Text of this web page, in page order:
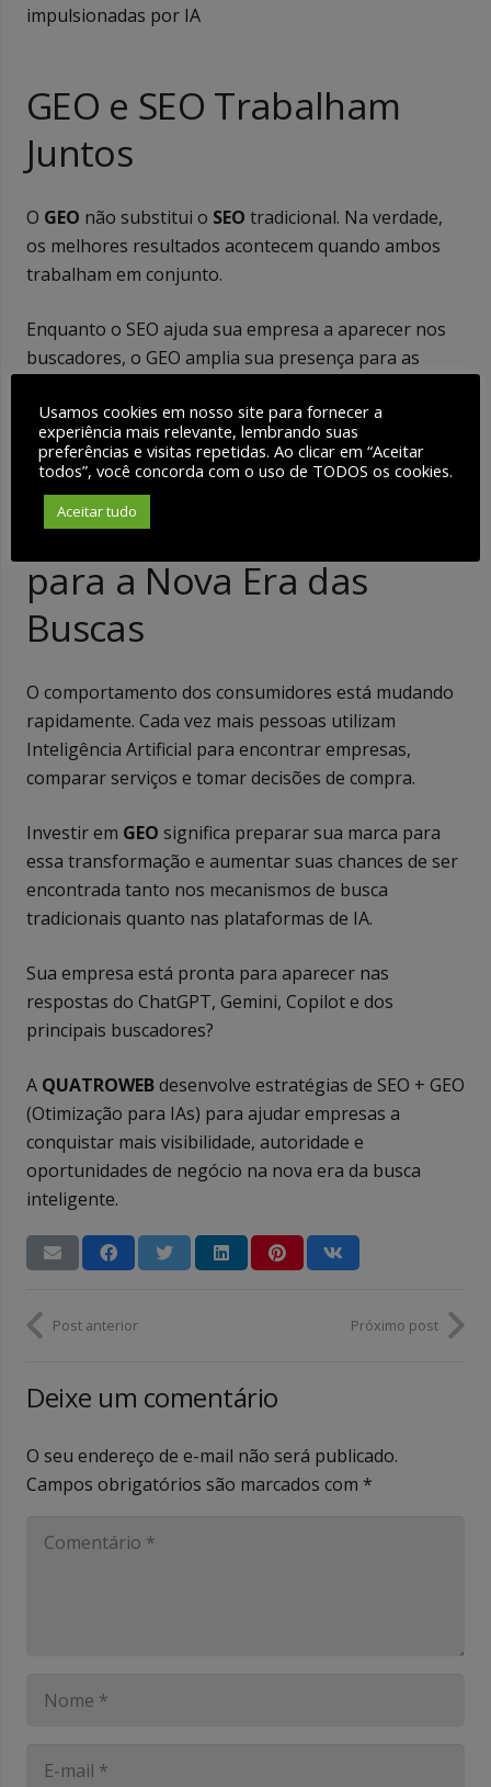
impulsionadas por IA
GEO e SEO Trabalham
Juntos
O GEO não substitui o SEO tradicional. Na verdade,
os melhores resultados acontecem quando ambos
trabalham em conjunto.
Enquanto o SEO ajuda sua empresa a aparecer nos
buscadores, o GEO amplia sua presença para as
uma estratégia digital mais completa e preparada
para o futuro.
Prepare Sua Empresa
para a Nova Era das
Buscas
O comportamento dos consumidores está mudando
rapidamente. Cada vez mais pessoas utilizam
Inteligência Artificial para encontrar empresas,
comparar serviços e tomar decisões de compra.
Investir em GEO significa preparar sua marca para
essa transformação e aumentar suas chances de ser
encontrada tanto nos mecanismos de busca
tradicionais quanto nas plataformas de IA.
Sua empresa está pronta para aparecer nas
respostas do ChatGPT, Gemini, Copilot e dos
principais buscadores?
A QUATROWEBdesenvolve estratégias de SEO + GEO
(Otimização para IAs) para ajudar empresas a
conquistar mais visibilidade, autoridade e
oportunidades de negócio na nova era da busca
inteligente.
Post anterior Próximo post
Deixe um comentário
O seu endereço de e-mail não será publicado.
Campos obrigatórios são marcados com *
Usamos cookies em nosso site para fornecer a
experiência mais relevante, lembrando suas
preferências e visitas repetidas. Ao clicar em “Aceitar
todos”, você concorda com o uso de TODOS os cookies.
Aceitar tudo